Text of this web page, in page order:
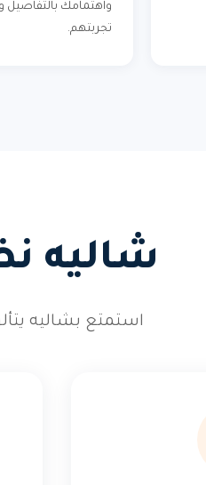
واهتمامك بالتفاصيل
تجربتهم.
شاليه
استمتع بشاليه